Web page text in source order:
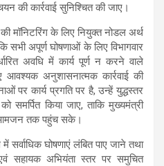
की कार्रवाई सुनिश्चित की जाए।
मॉनिटरिंग के लिए नियुक्त नोडल अर्थ
सभी अपूर्ण घोषणाओं के लिए विभागवार
अवधि में कार्य पूर्ण न करने वाले
आवश्यक अनुशासनात्मक कार्रवाई की
पर कार्य प्रगति पर है, उन्हें युद्धस्तर
किया जाए, ताकि मुख्यमंत्री
आमजन तक पहुंच सके।
सर्वाधिक घोषणाएं लंबित पाए जाने तथा
सहायक अभियंता स्तर पर समुचित